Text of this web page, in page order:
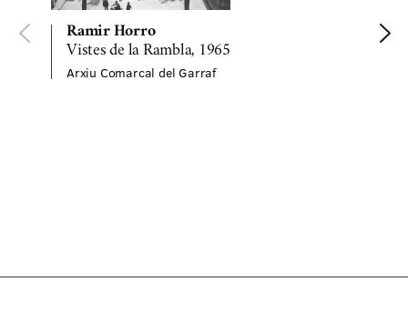
Ramir Horro
Vistes de la Rambla, 1965
Arxiu Comarcal del Garraf